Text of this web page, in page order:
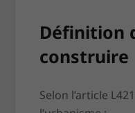
Définition
construire
Selon l’article